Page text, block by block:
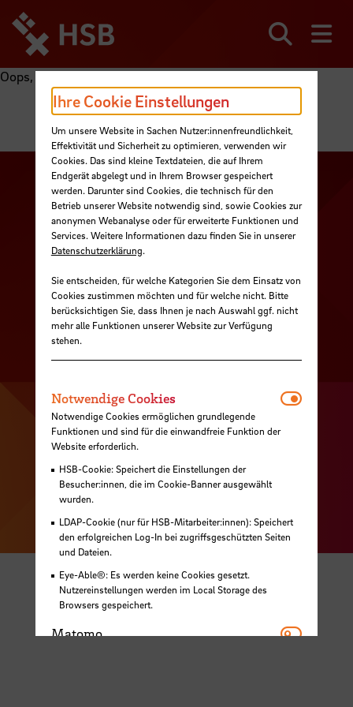
zum
Seiteninhalt
springen
Oops, an error occurred! Request: 83a6ed4279907
Zu unserer Instagram Seite
Zu unserer Facebook
Zu unserer
Zu unserer
Kontakt
Cookies
Raumfinder
Karriere
Impressum
Datenschutz
Barrierefreiheit
© HSB - Hochschule Bremen 2026
Ihre Cookie Einstellungen
Um unsere Website in Sachen Nutzer:innenfreundlichkeit,
Effektivität und Sicherheit zu optimieren, verwenden wir
Cookies. Das sind kleine Textdateien, die auf Ihrem
Endgerät abgelegt und in Ihrem Browser gespeichert
werden. Darunter sind Cookies, die technisch für den
Betrieb unserer Website notwendig sind, sowie Cookies zur
anonymen Webanalyse oder für erweiterte Funktionen und
Services. Weitere Informationen dazu finden Sie in unserer
Datenschutzerklärung.
Sie entscheiden, für welche Kategorien Sie dem Einsatz von
Cookies zustimmen möchten und für welche nicht. Bitte
berücksichtigen Sie, dass Ihnen je nach Auswahl ggf. nicht
mehr alle Funktionen unserer Website zur Verfügung
stehen.
Notwendige Cookies
Notwendige Cookies ermöglichen grundlegende
Funktionen und sind für die einwandfreie Funktion der
Website erforderlich.
HSB-Cookie: Speichert die Einstellungen der
Besucher:innen, die im Cookie-Banner ausgewählt
wurden.
LDAP-Cookie (nur für HSB-Mitarbeiter:innen): Speichert
den erfolgreichen Log-In bei zugriffsgeschützten Seiten
und Dateien.
Eye-Able®: Es werden keine Cookies gesetzt.
Nutzereinstellungen werden im Local Storage des
Browsers gespeichert.
Matomo Matomo